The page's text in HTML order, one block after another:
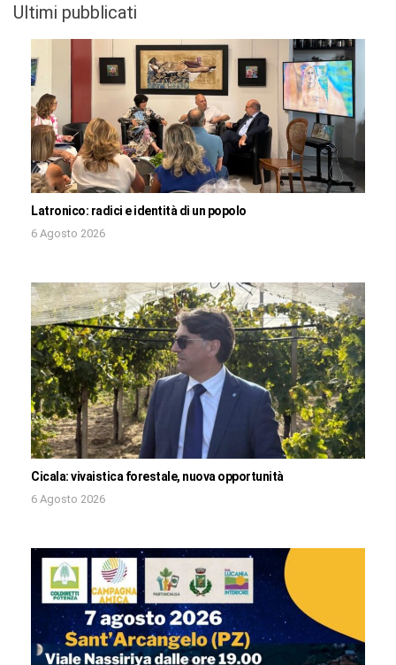
Ultimi pubblicati
Latronico: radici e identità di un popolo
6 Agosto 2026
Cicala: vivaistica forestale, nuova opportunità
6 Agosto 2026